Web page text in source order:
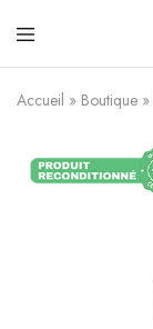
Accueil » Boutique »